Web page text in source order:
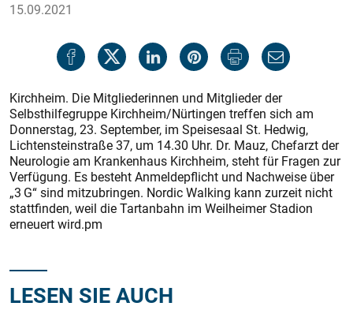
15.09.2021
Kirchheim. Die Mitgliederinnen und Mitglieder der
Selbsthilfegruppe Kirchheim/Nürtingen treffen sich am
Donnerstag, 23. September, im Speisesaal St. Hedwig,
Lichtensteinstraße 37, um 14.30 Uhr. Dr. Mauz, Chefarzt der
Neurologie am Krankenhaus Kirchheim, steht für Fragen zur
Verfügung. Es besteht Anmeldepflicht und Nachweise über
„3 G“ sind mitzubringen. Nordic Walking kann zurzeit nicht
stattfinden, weil die Tartanbahn im Weilheimer Stadion
erneuert wird.pm
LESEN SIE AUCH